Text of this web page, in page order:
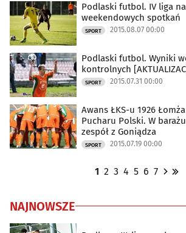
Podlaski futbol. IV liga
weekendowych spotkań
SPORT 2015.08.07 00:00
Podlaski futbol. Wyniki
kontrolnych
SPORT 2015.07.31 00:00
Awans ŁKS-u 1926
Pucharu Polski. W
zespół z Goniądza
SPORT 2015.07.19 00:00
1 2 3 4 5 6 7
NAJNOWSZE